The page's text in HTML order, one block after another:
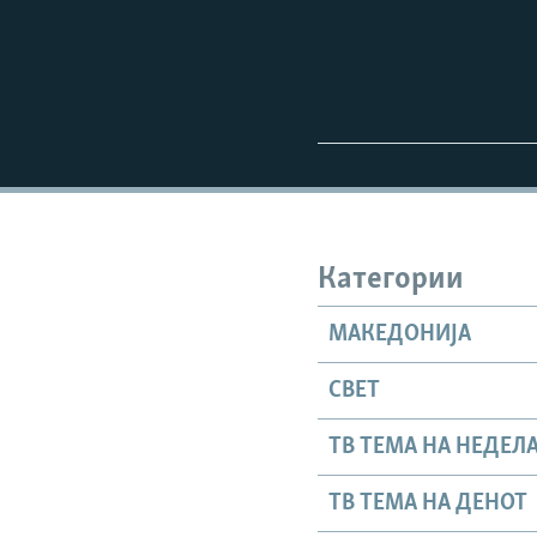
Категории
МАКЕДОНИЈА
СВЕТ
ТВ ТЕМА НА
ТВ ТЕМА НА ДЕНОТ